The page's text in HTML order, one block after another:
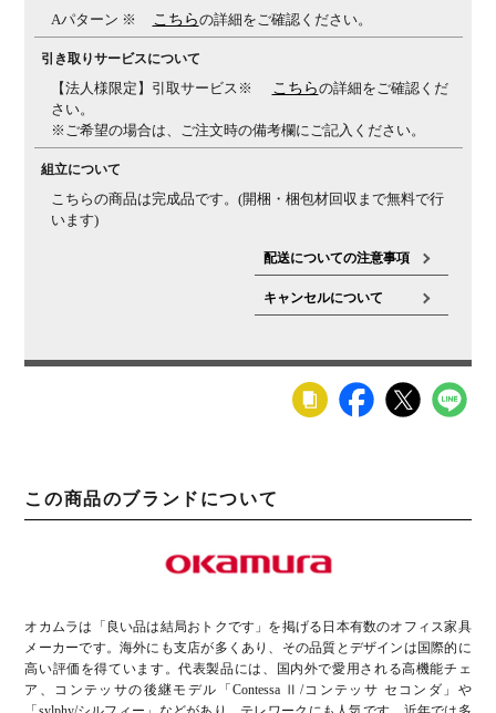
ンバーサポート付き(上下5段階(50mm)調節可能)
ーン購入法適合商品
Aパターン ※ こちらの詳細をご確認ください。
引き取りサービスについて
【法人様限定】引取サービス※ こちらの詳細をご確認くだ
さい。
※ご希望の場合は、ご注文時の備考欄にご記入ください。
組立について
こちらの商品は完成品です。(開梱・梱包材回収まで無料で行
います)
配送についての注意事項
キャンセルについて
この商品のブランドについて
オカムラは「良い品は結局おトクです」を掲げる日本有数のオフィス家具
メーカーです。海外にも支店が多くあり、その品質とデザインは国際的に
高い評価を得ています。代表製品には、国内外で愛用される高機能チェ
ア、コンテッサの後継モデル「Contessa Ⅱ/コンテッサ セコンダ」や